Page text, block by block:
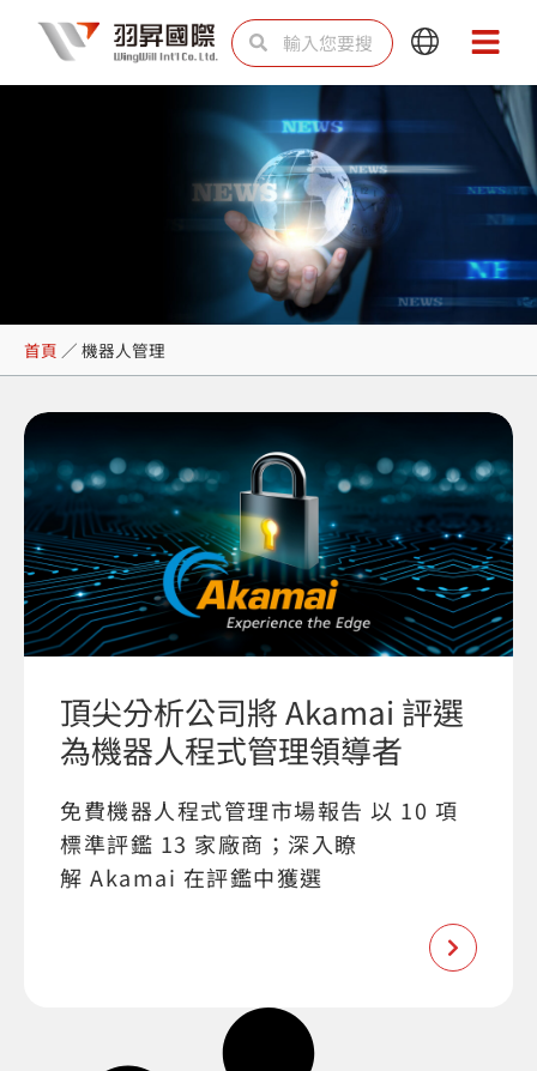
主
搜
尋 尋
Main
Menu
Main
Menu
機器人管理
首頁 ／ 機器人管理
頂尖分析公司將 Akamai 評選
為機器人程式管理領導者
免費機器人程式管理市場報告 以 10 項
標準評鑑 13 家廠商；深入瞭
解 Akamai 在評鑑中獲選